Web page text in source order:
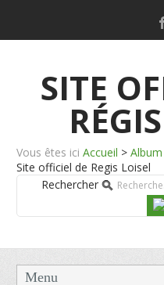
SITE
Vous êtes ici Accueil > Album
Site officiel de Regis Loisel
Rechercher
Menu